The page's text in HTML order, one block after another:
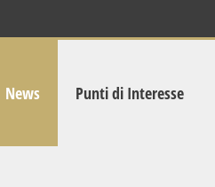
News Punti di Interesse